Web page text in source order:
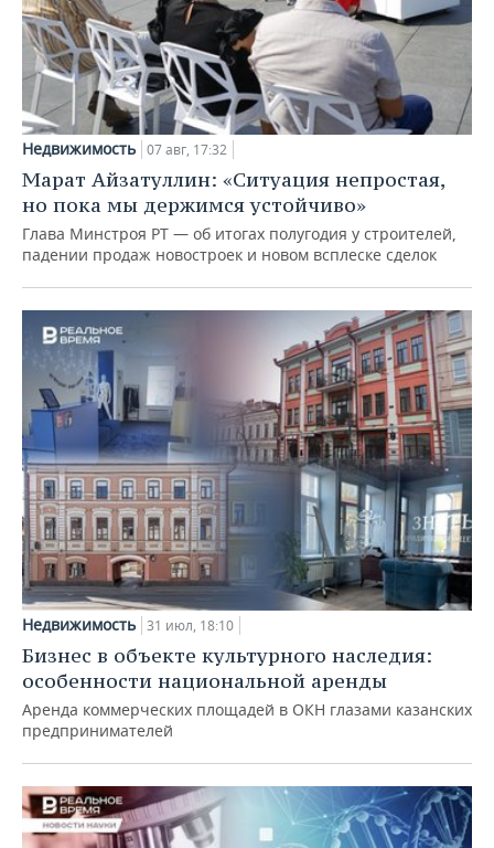
Недвижимость 07 авг, 17:32
Марат Айзатуллин: «Ситуация непростая,
но пока мы держимся устойчиво»
Глава Минстроя РТ — об итогах полугодия у строителей,
падении продаж новостроек и новом всплеске сделок
Недвижимость 31 июл, 18:10
Бизнес в объекте культурного наследия:
особенности национальной аренды
Аренда коммерческих площадей в ОКН глазами казанских
предпринимателей